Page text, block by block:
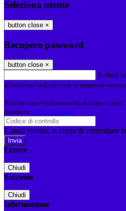
Seleziona utente
button close ×
Recupero password
button close ×
E-mail
all'indirizzo indicato con le istruzioni
Non hai una e-mail associata al nome
tramite la Login Spaggiari
E-mail inviata, si prega di controllare
Errore
Chiudi
Successo
Chiudi
Informazione